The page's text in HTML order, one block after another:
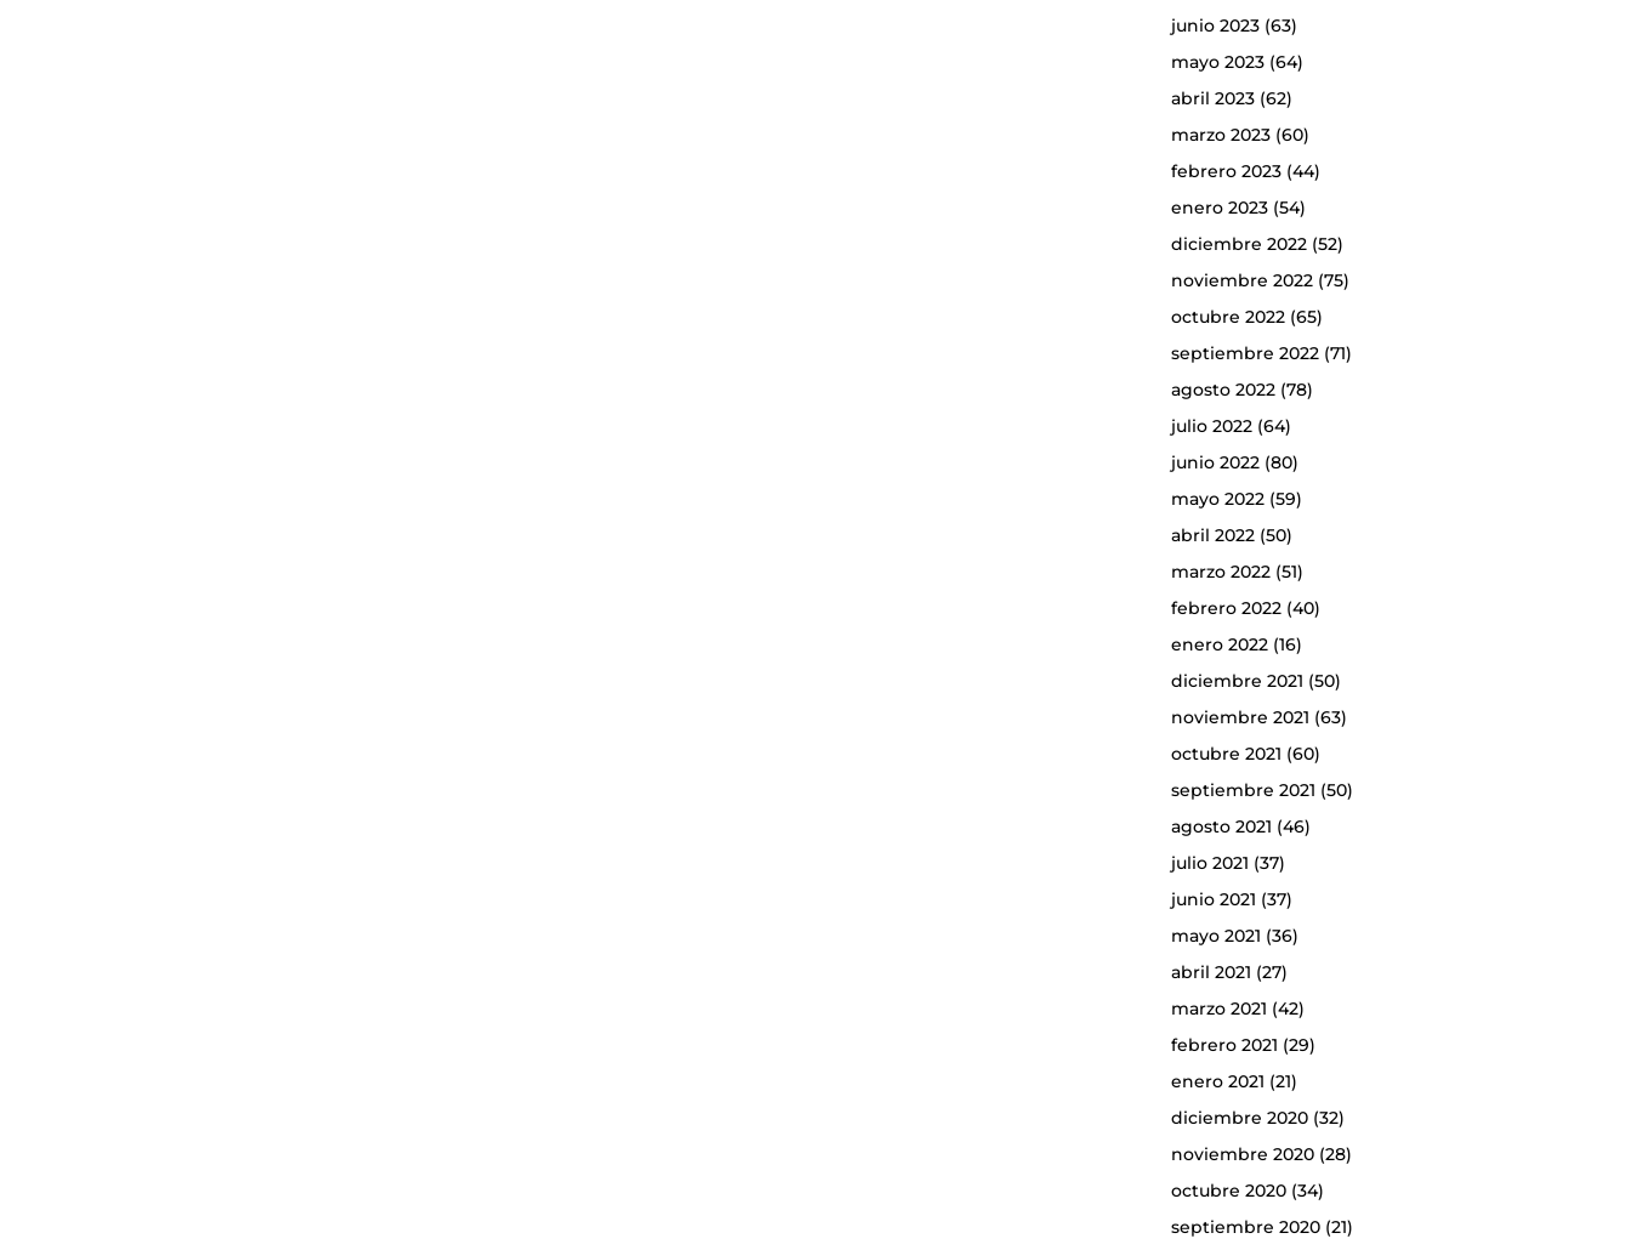
junio 2023(63)
mayo 2023(64)
abril 2023(62)
marzo 2023(60)
febrero 2023(44)
enero 2023(54)
diciembre 2022(52)
noviembre 2022(75)
octubre 2022(65)
septiembre 2022(71)
agosto 2022(78)
julio 2022(64)
junio 2022(80)
mayo 2022(59)
abril 2022(50)
marzo 2022(51)
febrero 2022(40)
enero 2022(16)
diciembre 2021 (50)
noviembre 2021 (63)
octubre 2021 (60)
septiembre 2021 (50)
agosto 2021 (46)
julio 2021 (37)
junio 2021 (37)
mayo 2021 (36)
abril 2021 (27)
marzo 2021 (42)
febrero 2021 (29)
enero 2021 (21)
diciembre 2020(32)
noviembre 2020(28)
octubre 2020(34)
septiembre 2020(21)